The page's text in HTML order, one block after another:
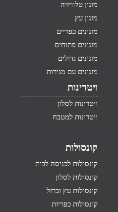
מזנון טלוויזיה
מזנון עץ
מזנונים כפריים
מזנונים פתוחים
מזנונים גדולים
מזנונים עם מגירות
ויטרינות
ויטרינות לסלון
ויטרינות למטבח
קונסולות
קונסולות לכניסה לבית
קונסולות לסלון
קונסולות עץ וברזל
קונסולות כפריות